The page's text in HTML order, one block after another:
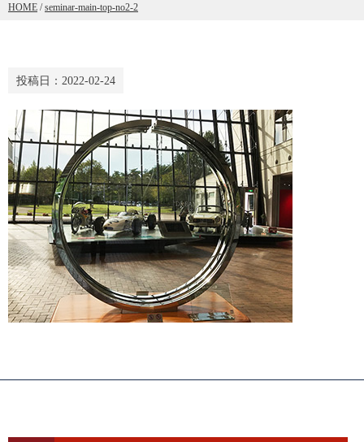
HOME /seminar-main-top-no2-2
投稿日： 2022-02-24